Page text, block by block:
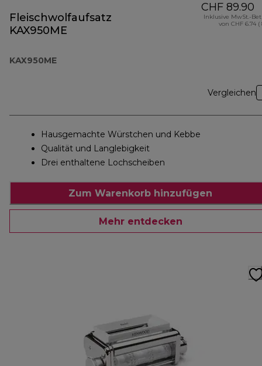
Fleischwolfaufsatz
KAX950ME
KAX950ME
CHF 89.90
Inklusive MwSt.-
von CHF 6.74 (
Vergleichen
Hausgemachte Würstchen und Kebbe
Qualität und Langlebigkeit
Drei enthaltene Lochscheiben
Zum Warenkorb hinzufügen
Mehr entdecken